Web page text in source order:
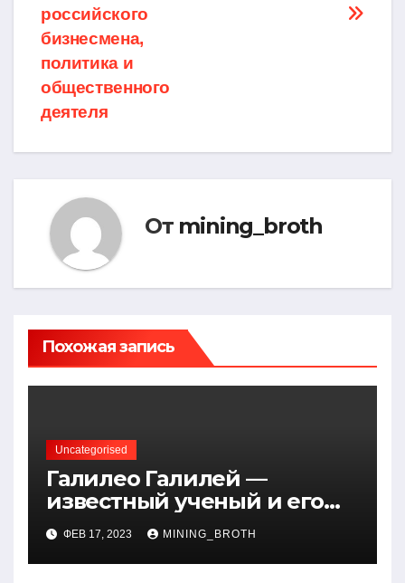
российского
бизнесмена,
политика и
общественного
деятеля
От mining_broth
Похожая запись
Uncategorised
Галилео Галилей —
известный ученый и его
открытия — краткая
биография, достижения и
вклад в науку
ФЕВ 17, 2023 MINING_BROTH